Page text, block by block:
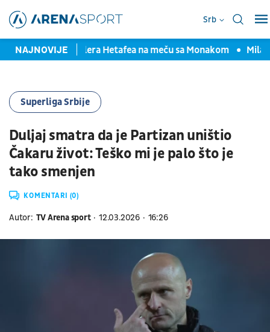
Srb
NAJNOVIJE
povreda fudbalera Hetafea na meču sa Monakom Milan
Superliga Srbije
Duljaj smatra da je Partizan uništio
Čakaru život: Teško mi je palo što je
tako smenjen
KOMENTARI (0)
Autor: TV Arena sport 12.03.2026 16:26